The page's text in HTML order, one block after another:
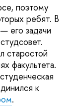
поэтому
ребят. В
его задачи
старостой
факультета.
к
.